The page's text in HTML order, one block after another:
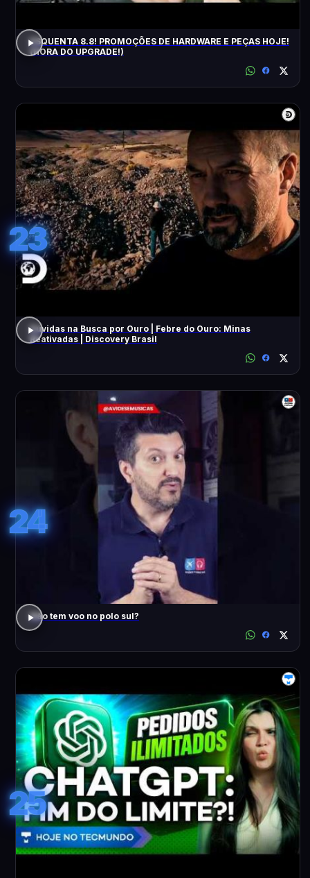
ESQUENTA 8.8! PROMOÇÕES DE HARDWARE E PEÇAS HOJE!
(HORA DO UPGRADE!)
23
Dúvidas na Busca por Ouro | Febre do Ouro: Minas
Reativadas | Discovery Brasil
24
Não tem voo no polo sul?
25